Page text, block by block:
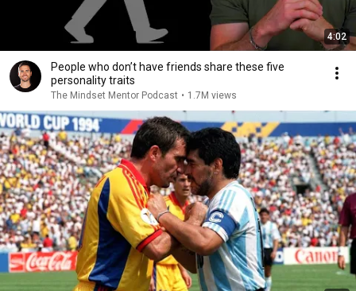
4:02
People who don’t have friends share these five
personality traits
The Mindset Mentor Podcast • 1.7M views